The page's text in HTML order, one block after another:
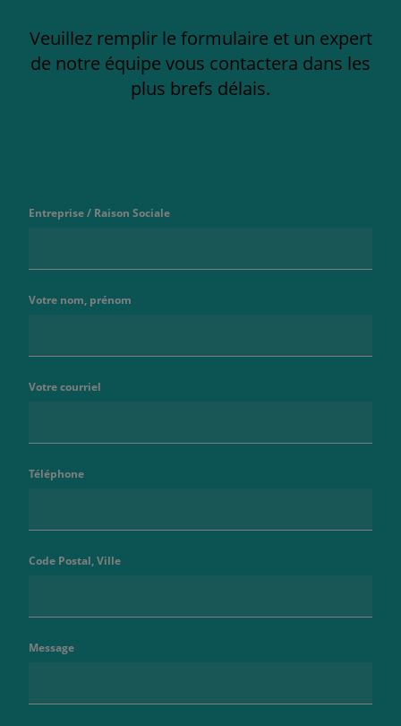
Veuillez remplir le formulaire et un expert
de notre équipe vous contactera dans les
plus brefs délais.
Entreprise / Raison Sociale
Votre nom, prénom
Votre courriel
Téléphone
Code Postal, Ville
Message